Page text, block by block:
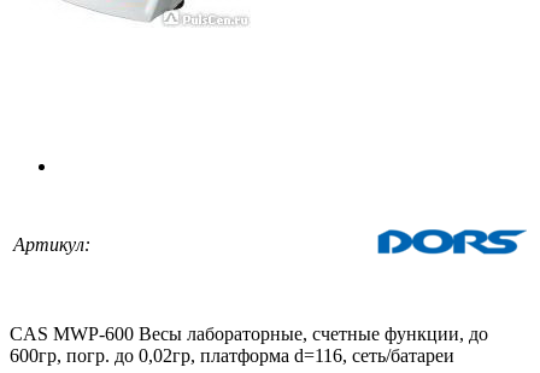
Артикул:
CAS MWP-600 Весы лабораторные, счетные функции, до
600гр, погр. до 0,02гр, платформа d=116, сеть/батареи